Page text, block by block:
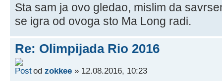
Sta sam ja ovo gledao, mislim da
se igra od ovoga sto Ma Long radi.
Re: Olimpijada Rio 2016
od zokkee » 12.08.2016, 10:23